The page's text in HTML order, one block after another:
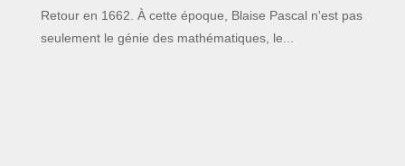
Retour en 1662. À cette époque, Blaise Pascal n'est pas
seulement le génie des mathématiques, le...